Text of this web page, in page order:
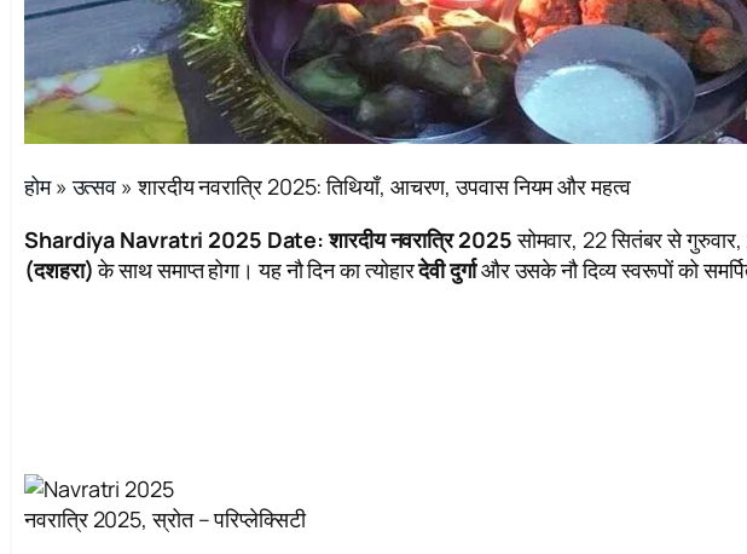
होम»उत्सव »शारदीय नवरात्रि 2025: तिथियाँ, आचरण, उपवास नियम और महत्व
Shardiya Navratri 2025 Date: शारदीय नवरात्रि 2025सोमवार, 22 सितंबर से
(दशहरा)के साथ समाप्त होगा। यह नौ दिन का त्योहारदेवी दुर्गाऔर उसके नौ दिव्य स्वरूपों को
नवरात्रि 2025, स्रोत – परिप्लेक्सिटी